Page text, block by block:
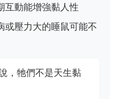
互動能增強黏人性
或壓力大的睡鼠可能不
，牠們不是天生黏